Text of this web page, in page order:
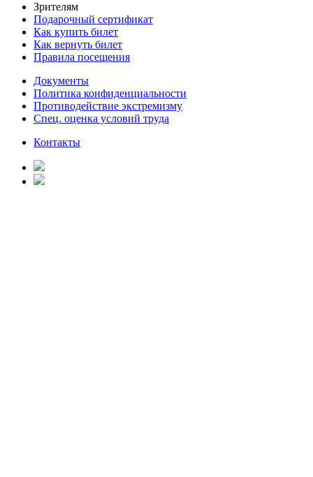
Зрителям
Подарочный сертификат
Как купить билет
Как вернуть билет
Правила посещения
Документы
Политика конфиденциальности
Противодействие экстремизму
Спец. оценка условий труда
Контакты